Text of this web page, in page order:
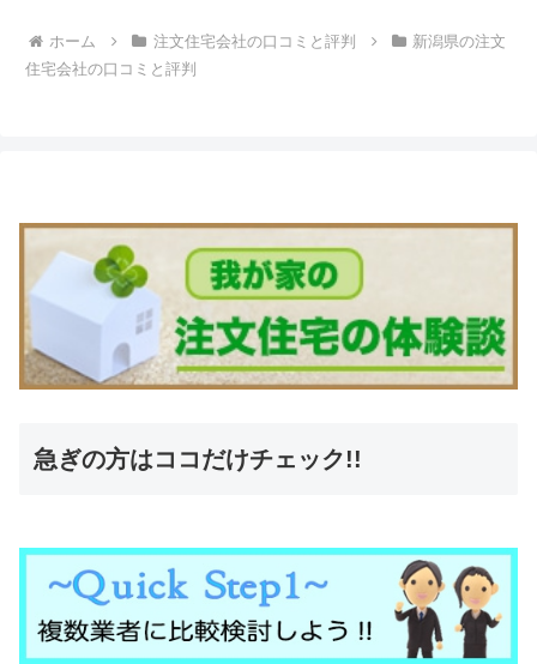
ホーム 注文住宅会社の口コミと評判
新潟県の注文
住宅会社の口コミと評判
急ぎの方はココだけチェック!!